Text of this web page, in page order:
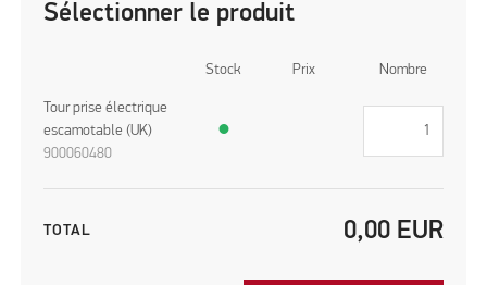
Sélectionner le produit
Stock Prix Nombre
Tour prise électrique
escamotable (UK)
900060480
●
TOTAL 0,00 EUR